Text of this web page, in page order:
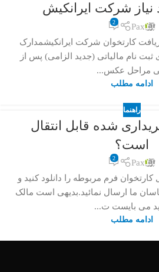
نیاز شرکت ایرانکیش
Pax
2
کارتخوان شرکت ایرانکیشمدارک
ثبت نام مالیاتی (جدید الزامی) پس از
مراحل عکس...
ادامه مطلب
راهنما
شده قابل انتقال
است؟
Pax
2
کارتخوان فرم مربوطه را دانلود کنید و
ما ارسال نمائید.بدیهی است مالک
می بایست ت...
ادامه مطلب